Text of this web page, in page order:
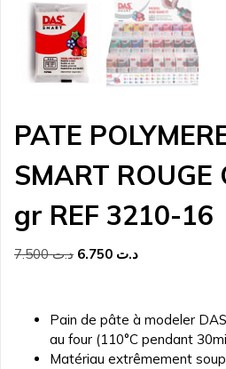
PATE
SMART ROUGE
gr REF 3210-16
د.ت7.500
Le
était :
د.ت 7.500.
د.تLe
د.ت 6.750.
Pain de pâte à modeler
au four (110°C pendant
Matériau extrêmement